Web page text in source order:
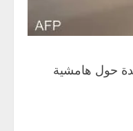
التصورات السائدة حول هامشية